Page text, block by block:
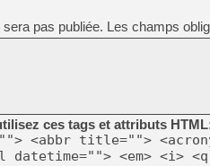
pas publiée. Les champs
ces tags et attributs
<abbr title="">
datetime=""> <em> <i>